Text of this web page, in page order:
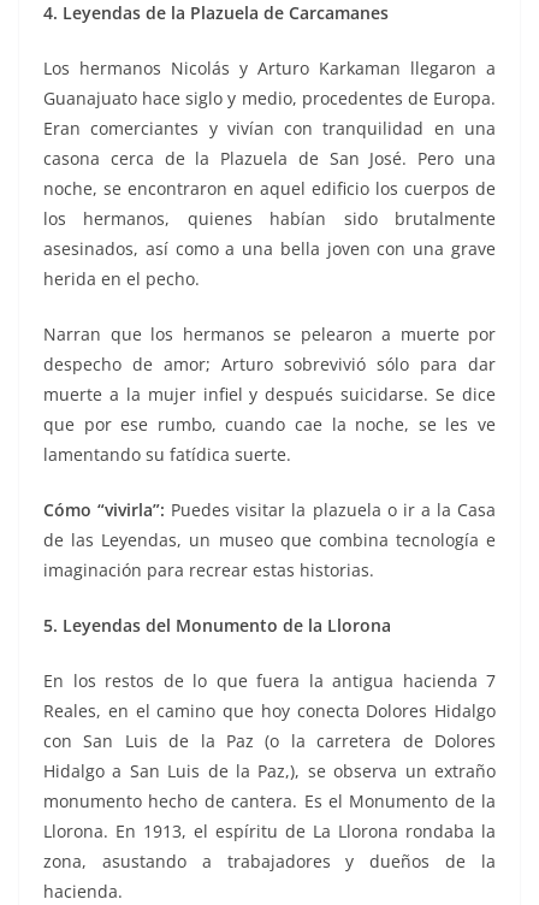
4. Leyendas de la Plazuela de Carcamanes
Los hermanos Nicolás y Arturo Karkaman llegaron a
Guanajuato hace siglo y medio, procedentes de Europa.
Eran comerciantes y vivían con tranquilidad en una
casona cerca de la Plazuela de San José. Pero una
noche, se encontraron en aquel edificio los cuerpos de
los hermanos, quienes habían sido brutalmente
asesinados, así como a una bella joven con una grave
herida en el pecho.
Narran que los hermanos se pelearon a muerte por
despecho de amor; Arturo sobrevivió sólo para dar
muerte a la mujer infiel y después suicidarse. Se dice
que por ese rumbo, cuando cae la noche, se les ve
lamentando su fatídica suerte.
Cómo “vivirla”: Puedes visitar la plazuela o ir a la Casa
de las Leyendas, un museo que combina tecnología e
imaginación para recrear estas historias.
5. Leyendas del Monumento de la Llorona
En los restos de lo que fuera la antigua hacienda 7
Reales, en el camino que hoy conecta Dolores Hidalgo
con San Luis de la Paz (o la carretera de Dolores
Hidalgo a San Luis de la Paz,), se observa un extraño
monumento hecho de cantera. Es el Monumento de la
Llorona. En 1913, el espíritu de La Llorona rondaba la
zona, asustando a trabajadores y dueños de la
hacienda.